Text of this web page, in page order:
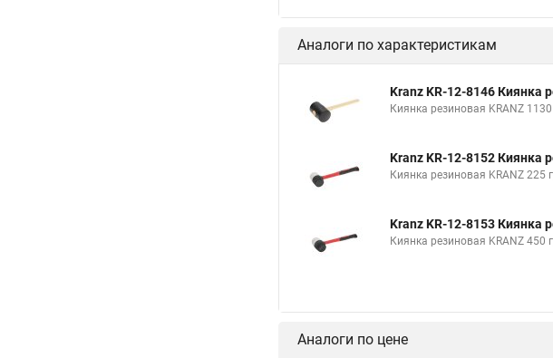
Аналоги по характеристикам
Kranz KR-12-8146 Киянка
Киянка резиновая KRANZ
Kranz KR-12-8152 Киянка
Киянка резиновая KRANZ 225
Kranz KR-12-8153 Киянка
Киянка резиновая KRANZ 450
Аналоги по цене